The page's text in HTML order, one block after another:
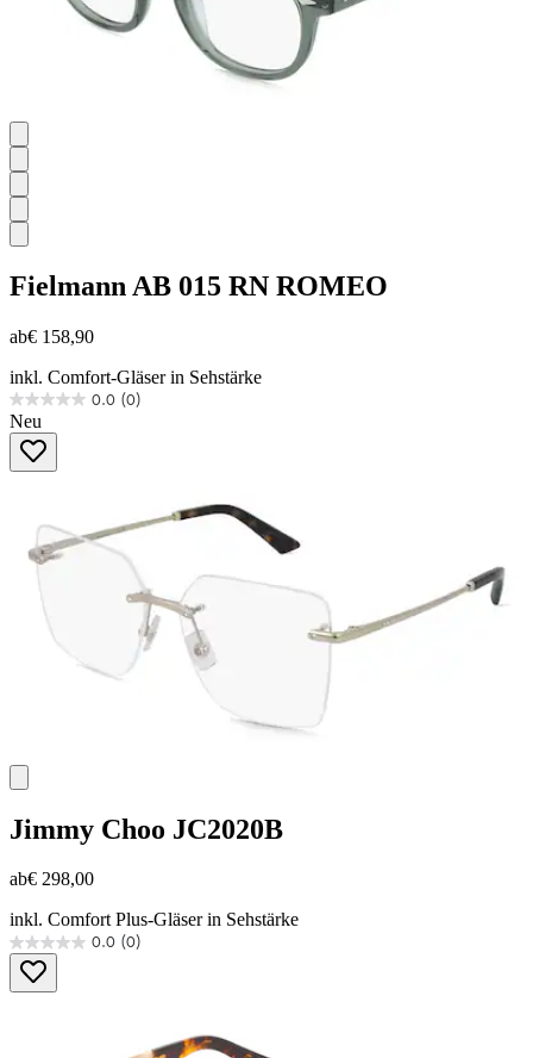
Fielmann AB 015 RN ROMEO
ab€ 158,90
inkl. Comfort-Gläser in Sehstärke
0.0 (0)
0.0
von
Sternen.
Neu
Jimmy Choo JC2020B
ab€ 298,00
inkl. Comfort Plus-Gläser in Sehstärke
0.0 (0)
0.0
von
5